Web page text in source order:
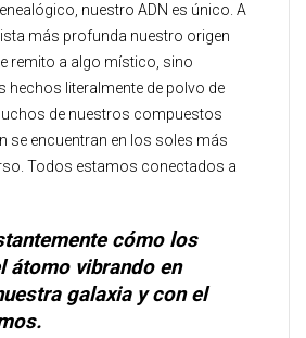
nuestro ADN es único. A
más profunda nuestro origen
remito a algo místico, sino
hechos literalmente de polvo de
de nuestros compuestos
se encuentran en los soles más
Todos estamos conectados a
cómo los
átomo vibrando en
galaxia y con el